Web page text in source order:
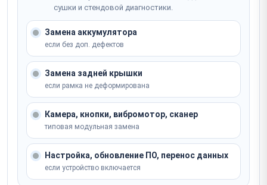
Ремонт модуля Face ID (TrueDepth-камера в вырезе-
нотче)
Ремонт Face ID
от 2 часов
Не уверены, что сломалось? Мастер определит на
Не уверены, что сломалось? Мастер определит на
месте
Записаться
Ремонт модуля GPS/GLONASS/Galileo
Ремонт GPS-модуля
от 2 часов
от 3 500 ₽
Не уверены, что сломалось? Мастер определит на
месте
Записаться
от 2 000 ₽
Не уверены, что сломалось? Мастер определит на
месте
Записаться
сушки и стендовой диагностики.
Замена аккумулятора
если без доп. дефектов
Замена задней крышки
если рамка не деформирована
Камера, кнопки, вибромотор, сканер
типовая модульная замена
Настройка, обновление ПО, перенос данных
если устройство включается